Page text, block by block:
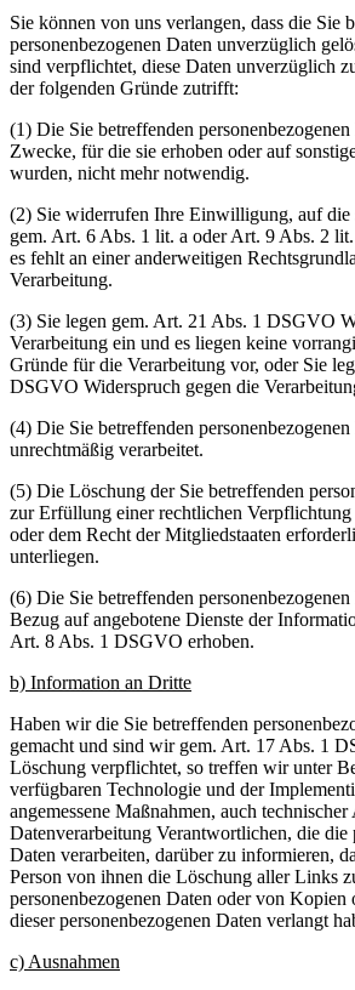
Sie können von uns verlangen, dass die Sie
personenbezogenen Daten unverzüglich
sind verpflichtet, diese Daten unverzüglich
der folgenden Gründe zutrifft:
(1) Die Sie betreffenden
Zwecke, für die sie erhoben oder auf
wurden, nicht mehr notwendig.
(2) Sie widerrufen Ihre Einwilligung, auf die
gem. Art. 6 Abs. 1 lit. a oder Art. 9 Abs. 2
es fehlt an einer anderweitigen
Verarbeitung.
(3) Sie legen gem. Art. 21 Abs. 1 DSGVO
Verarbeitung ein und es liegen keine
Gründe für die Verarbeitung vor, oder Sie
DSGVO Widerspruch gegen die
(4) Die Sie betreffenden
unrechtmäßig verarbeitet.
(5) Die Löschung der Sie betreffenden
zur Erfüllung einer rechtlichen
oder dem Recht der Mitgliedstaaten
unterliegen.
(6) Die Sie betreffenden
Bezug auf angebotene Dienste der
Art. 8 Abs. 1 DSGVO erhoben.
b) Information an Dritte
Haben wir die Sie betreffenden
gemacht und sind wir gem. Art. 17 Abs. 1
Löschung verpflichtet, so treffen wir unter
verfügbaren Technologie und der
angemessene Maßnahmen, auch
Datenverarbeitung Verantwortlichen, die die
Daten verarbeiten, darüber zu informieren,
Person von ihnen die Löschung aller Links
personenbezogenen Daten oder von Kopien
dieser personenbezogenen Daten verlangt
c) Ausnahmen